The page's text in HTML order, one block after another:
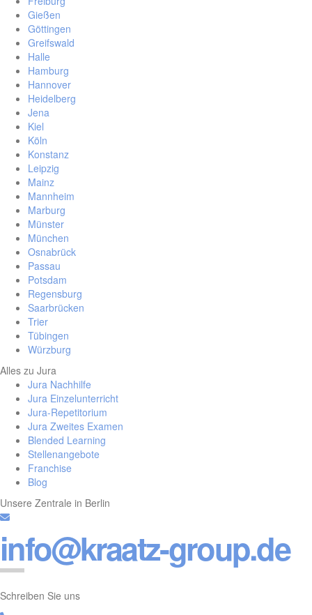
Gießen
Göttingen
Greifswald
Halle
Hamburg
Hannover
Heidelberg
Jena
Kiel
Köln
Konstanz
Leipzig
Mainz
Mannheim
Marburg
Münster
München
Osnabrück
Passau
Potsdam
Regensburg
Saarbrücken
Trier
Tübingen
Würzburg
Alles zu Jura
Jura Nachhilfe
Jura Einzelunterricht
Jura-Repetitorium
Jura Zweites Examen
Blended Learning
Stellenangebote
Franchise
Blog
Unsere Zentrale in Berlin
info@kraatz-group.de
Schreiben Sie uns